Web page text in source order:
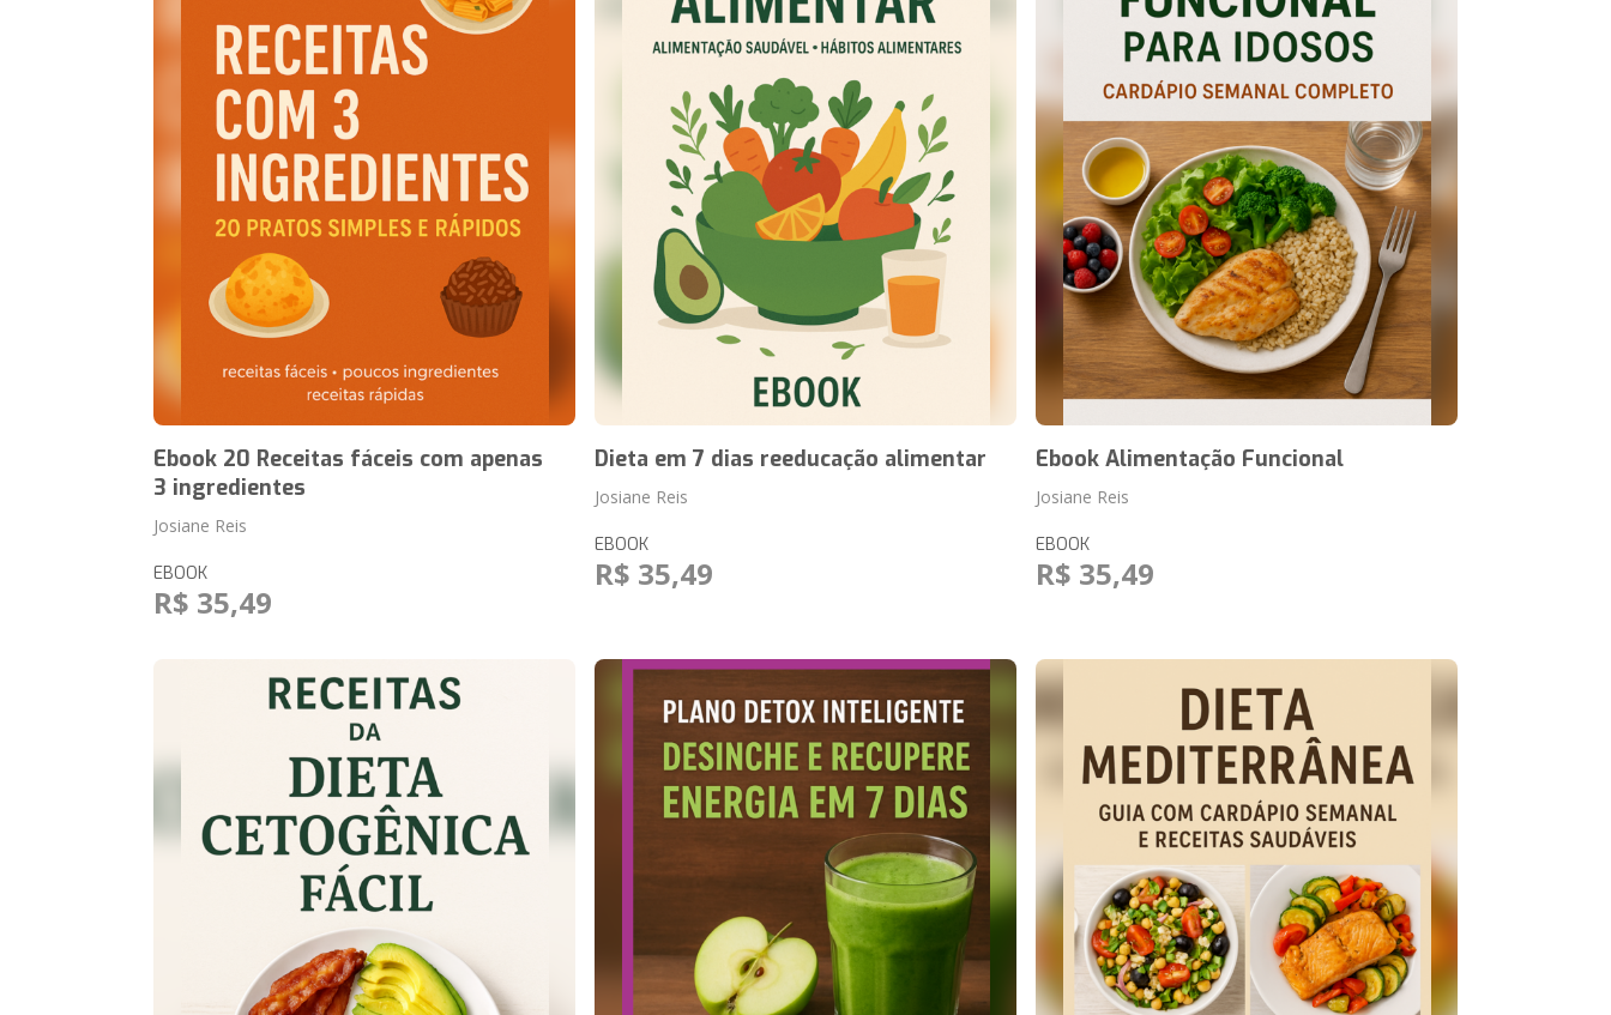
Ebook 20 Receitas fáceis com apenas
3 ingredientes
Josiane Reis
EBOOK
R$ 35,49
Dieta em 7 dias reeducação alimentar
Josiane Reis
EBOOK
R$ 35,49
Ebook Alimentação Funcional
Josiane Reis
EBOOK
R$ 35,49